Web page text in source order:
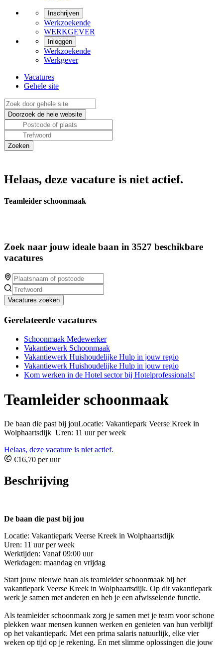
Inschrijven
Werkzoekende
WERKGEVER
Inloggen
Werkzoekende
Werkgever
Vacatures
Gehele site
Helaas, deze vacature is niet actief.
Teamleider schoonmaak
Zoek naar jouw ideale baan in 3527 beschikbare
vacatures
Vacatures zoeken
Gerelateerde vacatures
Schoonmaak Medewerker
Vakantiewerk Schoonmaak
Vakantiewerk Huishoudelijke Hulp in jouw regio
Vakantiewerk Huishoudelijke Hulp in jouw regio
Kom werken in de Hotel sector bij Hotelprofessionals!
Teamleider schoonmaak
De baan die past bij jouLocatie: Vakantiepark Veerse Kreek in
Wolphaartsdijk Uren: 11 uur per week
Helaas, deze vacature is niet actief.
€16,70 per uur
Beschrijving
De baan die past bij jou
Locatie: Vakantiepark Veerse Kreek in Wolphaartsdijk
Uren: 11 uur per week
Werktijden: Vanaf 09:00 uur
Werkdagen: maandag en vrijdag
Start jouw nieuwe baan als teamleider schoonmaak bij het
vakantiepark Veerse Kreek in Wolphaartsdijk. Op dit vakantiepark
werk je samen met anderen en heb je een afwisselende functie.
Als teamleider schoonmaak zorg je samen met je team voor schone
plekken waar mensen kunnen werken en genieten van hun verblijf
op het vakantiepark. Met een prima salaris natuurlijk, elke vier
weken op tijd op je rekening. En met slimme oplossingen die jouw